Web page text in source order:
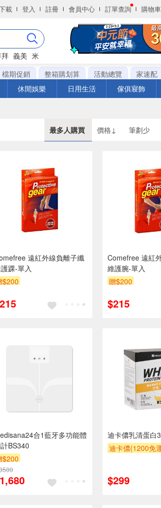
載 登入 註冊 會員中心 訂單查詢 購物
義美 米
檔期促銷 整箱購划算 活動總覽 家速配
休閒娛樂 日用生活 傢俱寢飾
最多人購買 價格↓ 筆劃少
遠紅外線負離子纖
踝-單入
$200
Comefree 遠紅
維護腕-單入
贈$200
$215
合1藍牙多功能體
BS340
$200
迪卡儂乳清蛋白
迪卡儂(1200免
$299